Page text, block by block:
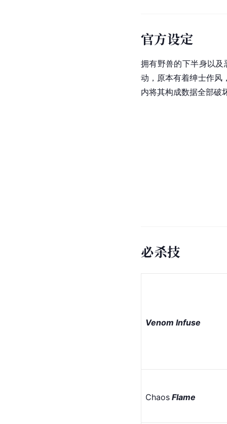
官方设定
拥有野兽的下半身以
动，原本有着绅士作风
内将其构成数据全部破
必杀技
Venom Infuse
Chaos Flame